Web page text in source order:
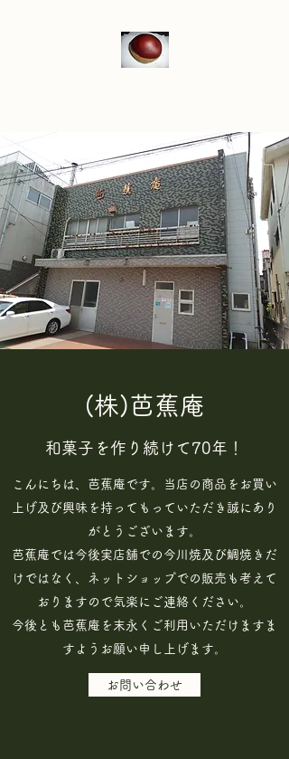
​​(株)芭蕉庵
和菓子を作り続けて70年！
​こんにちは、芭蕉庵です。当店の商品をお買い
上げ及び興味を持ってもっていただき誠にあり
がとうございます。
芭蕉庵では今後実店舗での今川焼及び鯛焼きだ
けではなく、ネットショップでの販売も考えて
おりますので気楽にご連絡ください。
​今後とも芭蕉庵を末永くご利用いただけますま
すようお願い申し上げます。
お問い合わせ